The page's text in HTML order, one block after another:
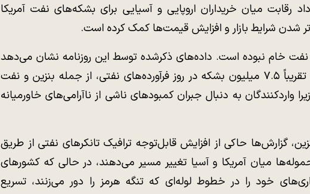
رقابت میان خریداران اروپایی و آسیایی برای بشکه‌های نفت آمریکا
شرایط بازار و افزایش قیمت‌ها کمک کرده است.
خام نبوده است. داده‌های ذکرشده توسط این روزنامه نشان می‌دهد
ایالات متحده همچنین تقریباً ۷.۵ میلیون بشکه در روز فرآورده‌های نفتی، از جمله بنزین و نفت
واردکنندگان به دنبال جبران کمبود‌های ناشی از ناآرامی‌های خاورمیانه
گزارش‌ها حاکی از افزایش قابل‌توجه ترافیک تانکر‌های نفتی از طریق
میان آمریکا و آسیا تغییر مسیر می‌دهند، در حالی که کشور‌های
خود را در خطوط لوله‌ای که تنگه هرمز را دور می‌زنند، تسریع